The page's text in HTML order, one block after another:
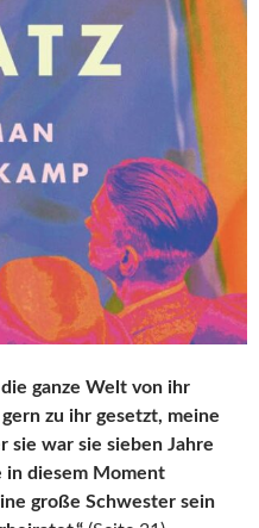
ganze Welt von ihr
zu ihr gesetzt, meine
sie war sie sieben Jahre
in diesem Moment
große Schwester sein